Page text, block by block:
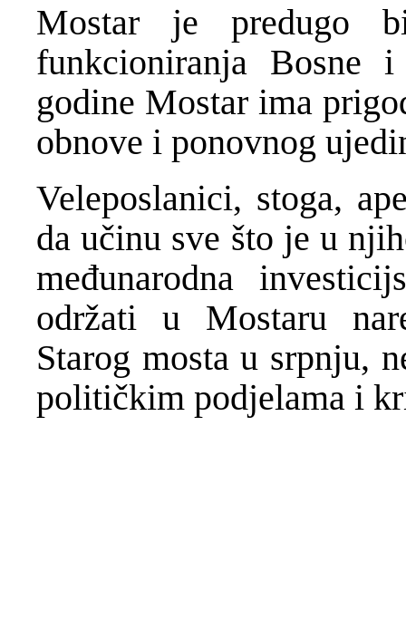
Mostar je predugo
funkcioniranja Bosne
godine Mostar ima
obnove i ponovnog
Veleposlanici, stoga,
da učinu sve što je u
međunarodna
održati u Mostaru
Starog mosta u srpnju,
političkim podjelama i